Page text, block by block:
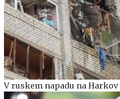
V ruskem napadu na